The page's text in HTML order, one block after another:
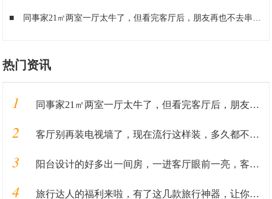
■ 同事家21㎡两室一厅太牛了，但看完客厅后，朋友再也不去串门了
热门资讯
1 同事家21㎡两室一厅太牛了，但看完客厅后，朋友再也不去串门了
2 客厅别再装电视墙了，现在流行这样装，多久都不会过时
3 阳台设计的好多出一间房，一进客厅眼前一亮，客人面前贼有面儿
4 旅行达人的福利来啦，有了这几款旅行神器，让你的旅途轻松又惬意